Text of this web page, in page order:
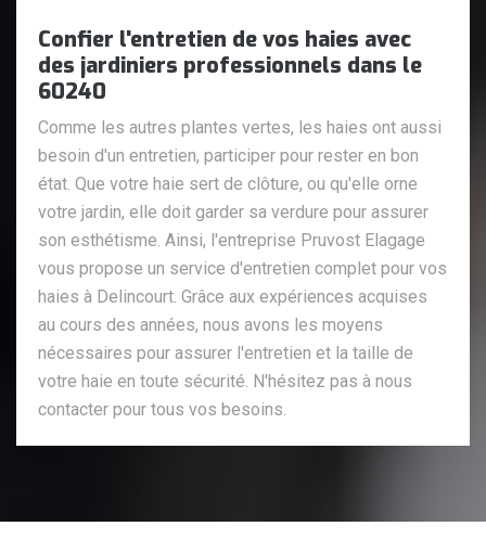
Confier l'entretien de vos haies avec
des jardiniers professionnels dans le
60240
Comme les autres plantes vertes, les haies ont aussi
besoin d'un entretien, participer pour rester en bon
état. Que votre haie sert de clôture, ou qu'elle orne
votre jardin, elle doit garder sa verdure pour assurer
son esthétisme. Ainsi, l'entreprise Pruvost Elagage
vous propose un service d'entretien complet pour vos
haies à Delincourt. Grâce aux expériences acquises
au cours des années, nous avons les moyens
nécessaires pour assurer l'entretien et la taille de
votre haie en toute sécurité. N'hésitez pas à nous
contacter pour tous vos besoins.